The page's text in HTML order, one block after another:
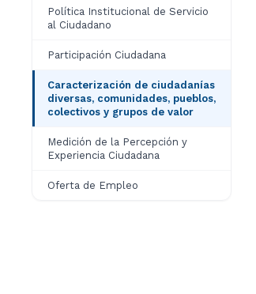
Política Institucional de Servicio
al Ciudadano
Participación Ciudadana
Caracterización de ciudadanías
diversas, comunidades, pueblos,
colectivos y grupos de valor
Medición de la Percepción y
Experiencia Ciudadana
Oferta de Empleo